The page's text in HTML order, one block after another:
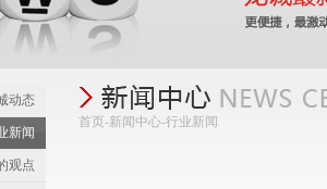
动态
新闻
观点
首页-新闻中心-行业新闻